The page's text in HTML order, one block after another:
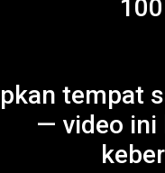
tempat
— video ini